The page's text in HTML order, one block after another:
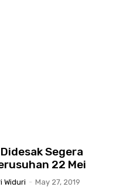
Segera
22 Mei
Widuri - May 27, 2019